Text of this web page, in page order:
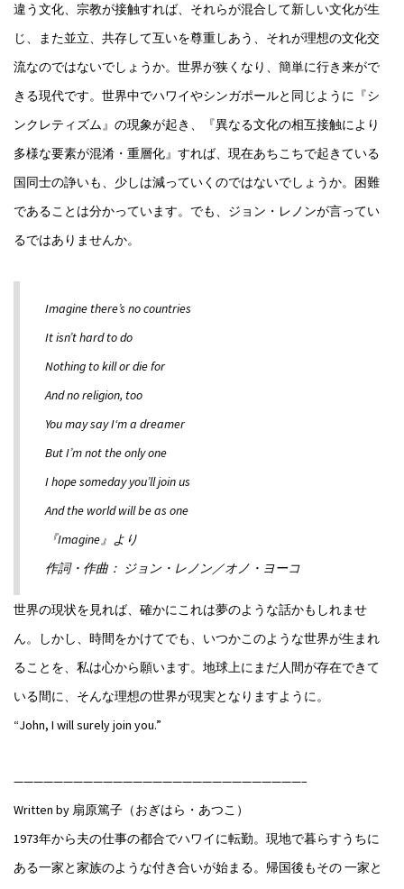
違う文化、宗教が接触すれば、それらが混合して新しい文化が生
じ、また並立、共存して互いを尊重しあう、それが理想の文化交
流なのではないでしょうか。世界が狭くなり、簡単に行き来がで
きる現代です。世界中でハワイやシンガポールと同じように『シ
ンクレティズム』の現象が起き、『異なる文化の相互接触により
多様な要素が混淆・重層化』すれば、現在あちこちで起きている
国同士の諍いも、少しは減っていくのではないでしょうか。困難
であることは分かっています。でも、ジョン・レノンが言ってい
るではありませんか。
Imagine there’s no countries
It isn’t hard to do
Nothing to kill or die for
And no religion, too
You may say I‘m a dreamer
But I’m not the only one
I hope someday you’ll join us
And the world will be as one
『Imagine』より
作詞・作曲： ジョン・レノン／オノ・ヨーコ
世界の現状を見れば、確かにこれは夢のような話かもしれませ
ん。しかし、時間をかけてでも、いつかこのような世界が生まれ
ることを、私は心から願います。地球上にまだ人間が存在できて
いる間に、そんな理想の世界が現実となりますように。
“John, I will surely join you.”
—————————————————————————————–
Written by 扇原篤子（おぎはら・あつこ）
1973年から夫の仕事の都合でハワイに転勤。現地で暮らすうちに
ある一家と家族のような付き合いが始まる。帰国後もその 一家と